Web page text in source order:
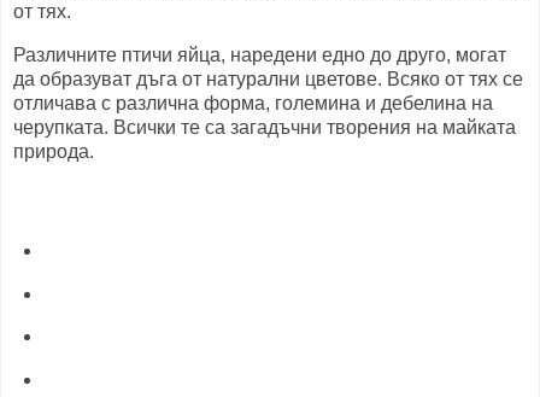
от тях.
Различните птичи яйца, наредени едно до друго, могат
да образуват дъга от натурални цветове. Всяко от тях се
отличава с различна форма, големина и дебелина на
черупката. Всички те са загадъчни творения на майката
природа.